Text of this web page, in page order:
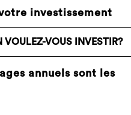
investissement
annuels sont les